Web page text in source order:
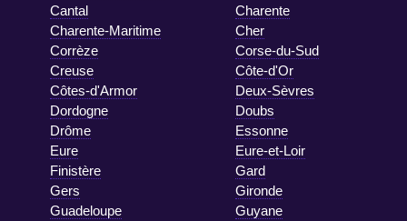
Cantal
Charente
Charente-Maritime
Cher
Corrèze
Corse-du-Sud
Creuse
Côte-d'Or
Côtes-d'Armor
Deux-Sèvres
Dordogne
Doubs
Drôme
Essonne
Eure
Eure-et-Loir
Finistère
Gard
Gers
Gironde
Guadeloupe
Guyane